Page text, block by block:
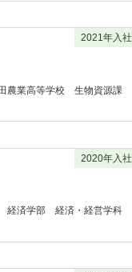
農業高等学校 生物資源課
2021年入社
経済学部 経済・経営学科
2020年入社